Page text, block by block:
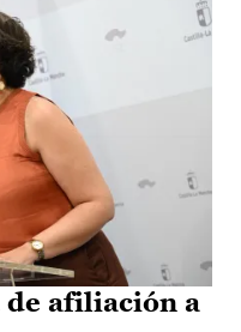
de afiliación a